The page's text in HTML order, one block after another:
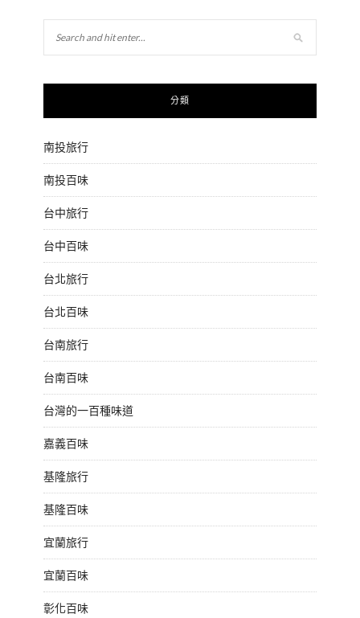
分類
南投旅行
南投百味
台中旅行
台中百味
台北旅行
台北百味
台南旅行
台南百味
台灣的一百種味道
嘉義百味
基隆旅行
基隆百味
宜蘭旅行
宜蘭百味
彰化百味